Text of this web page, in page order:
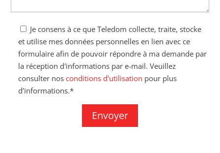
Je consens à ce que Teledom collecte, traite, stocke
et utilise mes données personnelles en lien avec ce
formulaire afin de pouvoir répondre à ma demande par
la réception d'informations par e-mail. Veuillez
consulter nosconditions d'utilisation pour plus
d'informations.*